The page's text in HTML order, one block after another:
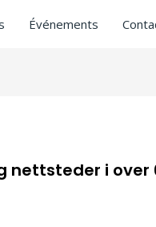
Événements
nettsteder i over